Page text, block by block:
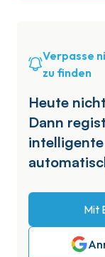
Verpasse
zu finden
Heute
Dann
Mit